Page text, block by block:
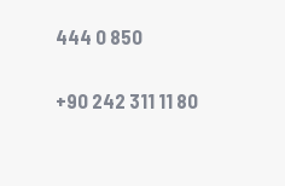
444 0 850
+90 242 311 11 80